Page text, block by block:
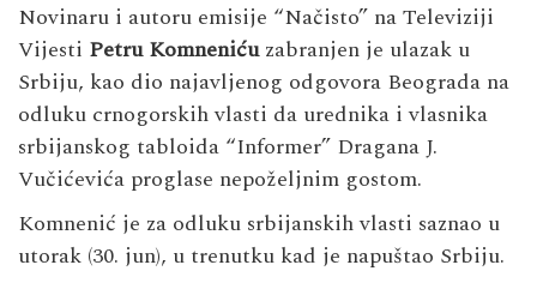
Novinaru i autoru emisije “Načisto” na Televiziji
Vijesti Petru Komnenićuzabranjen je ulazak u
Srbiju, kao dio najavljenog odgovora Beograda na
odluku crnogorskih vlasti da urednika i vlasnika
srbijanskog tabloida “Informer” Dragana J.
Vučićevića proglase nepoželjnim gostom.
Komnenić je za odluku srbijanskih vlasti saznao u
utorak (30. jun), u trenutku kad je napuštao Srbiju.